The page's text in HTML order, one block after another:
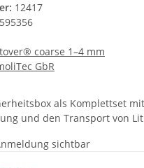
12417
coarse 1–4 mm
GbR
als Komplettset
und den Transport von
sichtbar